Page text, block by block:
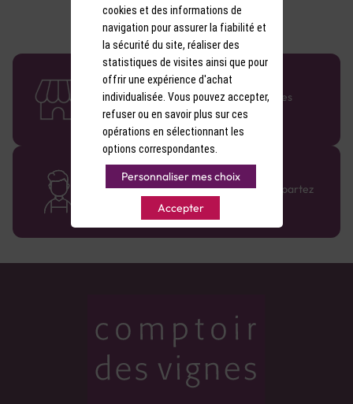
58 caves en France
Retrouvez le réseau Comptoir des Vignes
partout en France !
Des cavistes à votre écoute
Bénéficiez de conseils sur-mesure et repartez
avec le sourire :)
cookies et des informations de
navigation pour assurer la fiabilité et
la sécurité du site, réaliser des
statistiques de visites ainsi que pour
offrir une expérience d'achat
individualisée. Vous pouvez accepter,
refuser ou en savoir plus sur ces
opérations en sélectionnant les
options correspondantes.
Personnaliser mes choix
Accepter